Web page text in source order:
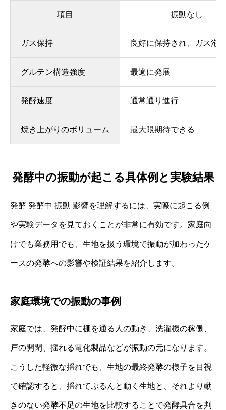
項目 振動なし
ガス保持 良好に保持され、ガス泡
グルテン構造強度 最適に発展
発酵速度 通常通り進行
焼き上がりのボリューム 最大限期待できる
発酵中の振動が起こる具体例と実験結果
発酵 発酵中 振動 影響を理解するには、実際に起こる例
や実験データを見ておくことが非常に有効です。家庭向
けでも業務用でも、生地を扱う環境で振動が加わったケ
ースの発酵への影響や検証結果を紹介します。
家庭環境での振動の事例
家庭では、発酵中に棚を通る人の動き、洗濯機の稼働、
戸の開閉、揺れる電化製品などが振動の元になります。
こうした軽微な揺れでも、生地の最終発酵の様子を目視
で確認すると、揺れてぷるんと動く生地と、それより動
きのない発酵不足の生地を比較することで発酵具合を判